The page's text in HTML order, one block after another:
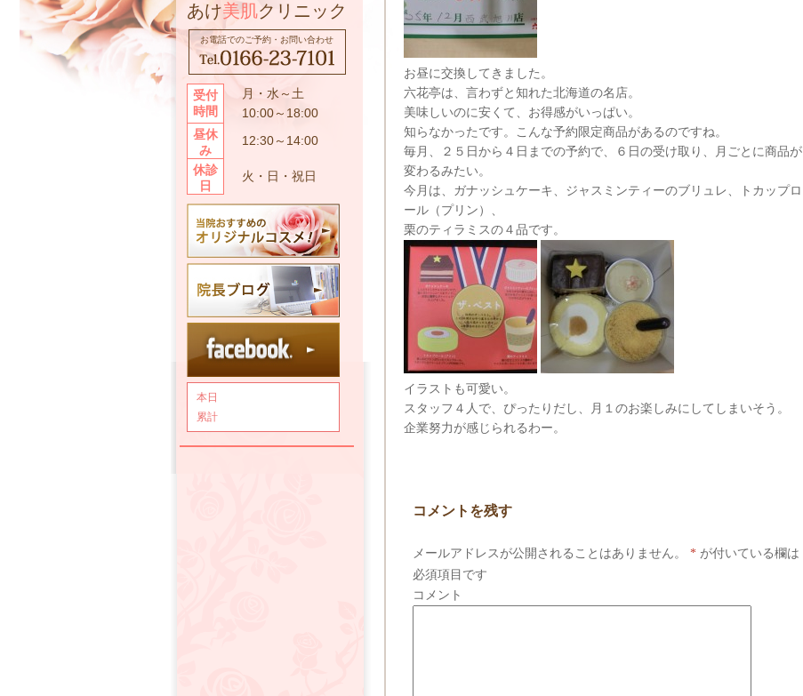
あけ美肌クリニック
お電話でのご予約・お問い合わせ
受付
時間
月・水～土
10:00～18:00
昼休
み
12:30～14:00
休診
日
火・日・祝日
本日
累計
お昼に交換してきました。
六花亭は、言わずと知れた北海道の名店。
美味しいのに安くて、お得感がいっぱい。
知らなかったです。こんな予約限定商品があるのですね。
毎月、２５日から４日までの予約で、６日の受け取り、月ごとに商品が
変わるみたい。
今月は、ガナッシュケーキ、ジャスミンティーのブリュレ、トカップロ
ール（プリン）、
栗のティラミスの４品です。
イラストも可愛い。
スタッフ４人で、ぴったりだし、月１のお楽しみにしてしまいそう。
企業努力が感じられるわー。
コメントを残す
メールアドレスが公開されることはありません。 * が付いている欄は
必須項目です
コメント